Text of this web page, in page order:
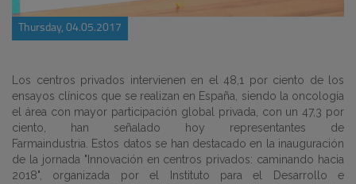
Thursday, 04.05.2017
Los centros privados intervienen en el 48,1 por ciento de los
ensayos clínicos que se realizan en España, siendo la oncología
el área con mayor participación global privada, con un 47,3 por
ciento, han señalado hoy representantes de
Farmaindustria. Estos datos se han destacado en la inauguración
de la jornada "Innovación en centros privados: caminando hacia
2018", organizada por el Instituto para el Desarrollo e